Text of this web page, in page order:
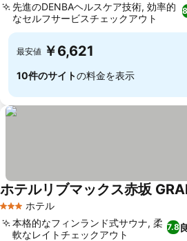
先進のDENBAヘルスケア技術, 効率的
なセルフサービスチェックアウト
最安値 ￥6,621
10件のサイトの料金を表示
3 ホテルのランク
ホテル
ホテルリブマックス赤坂
7.8
本格的なフィンランド式サウナ, 柔
軟なレイトチェックアウト